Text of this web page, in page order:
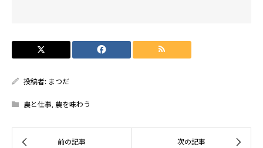
投稿者: まつだ
農と仕事, 農を味わう